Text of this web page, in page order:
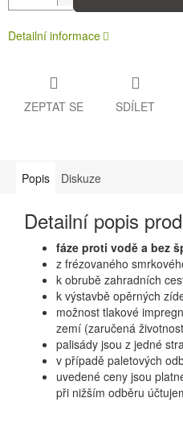
Detailní informace
ZEPTAT SE SDÍLET
Popis Diskuze
Detailní popis
fáze proti vodě a bez
z frézovaného
k obrubě zahradních
k výstavbě opěrných
možnost tlakové
zemí (zaručená
palisády jsou z jedné
v případě paletových
uvedené ceny jsou
při nižším odběru